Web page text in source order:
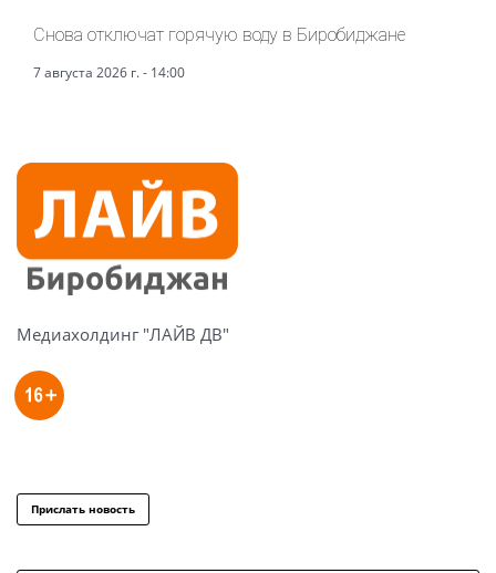
Снова отключат горячую воду в Биробиджане
7 августа 2026 г. - 14:00
Медиахолдинг "ЛАЙВ ДВ"
Прислать новость